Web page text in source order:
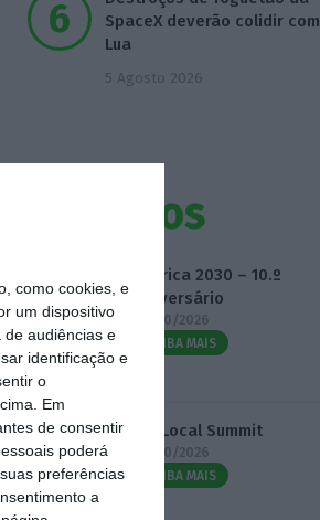
como cookies, e
um dispositivo
de audiências e
identificação e
o
Em
de consentir
poderá
preferências
a
SpaceX deverão colidir com
Lua
5 Agosto 2026
Eventos
Fábrica 2030 – 10.º
Aniversário
14/10/2026
SAIBA MAIS
3.º Local Summit
07/10/2026
SAIBA MAIS